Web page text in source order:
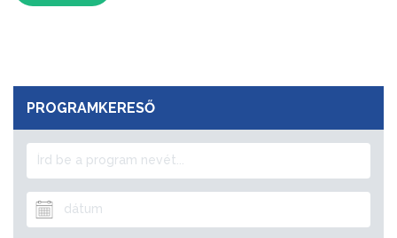
PROGRAMKERESŐ